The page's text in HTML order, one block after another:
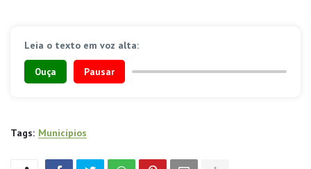
Leia o texto em voz alta:
Ouça Pausar
Tags: Municípios